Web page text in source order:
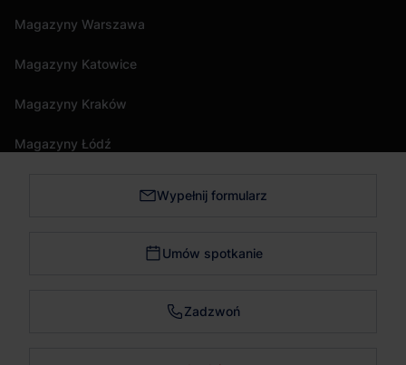
Magazyny Warszawa
Magazyny Katowice
Magazyny Kraków
Magazyny Łódź
Magazyny Trójmiasto Wypełnij formularz
Umów spotkanie
Zadzwoń